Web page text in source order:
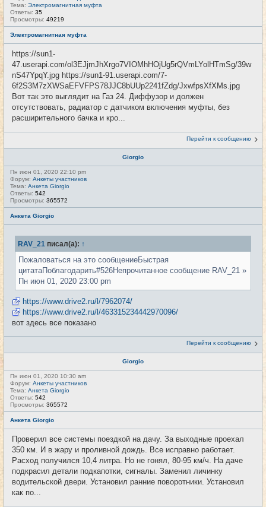
Тема: Электромагнитная муфта
Ответы: 35
Просмотры: 49219
Электромагнитная муфта
https://sun1-
47.userapi.com/ol3EJjmJhXrgo7VIOMhHOjUg5rQVmLYolHTmSg/39w
nS47YpqY.jpg https://sun1-91.userapi.com/7-
6f2S3M7zXWSaEFVFPS78JJC8bUUp2241fZdg/JxwfpsXfXMs.jpg
Вот так это выглядит на Газ 24. Диффузор и должен
отсутствовать, радиатор с датчиком включения муфты, без
расширительного бачка и кро...
Перейти к сообщению
Giorgio
Пн июн 01, 2020 22:10 pm
Форум: Анкеты участников
Тема: Анкета Giorgio
Ответы: 542
Просмотры: 365572
Анкета Giorgio
RAV_21 писал(а): ↑
Пожаловаться на это сообщениеБыстрая
цитатаПоблагодарить#526Непрочитанное сообщение RAV_21 »
Пн июн 01, 2020 23:00 pm
https://www.drive2.ru/l/7962074/
https://www.drive2.ru/l/463315234442970096/
вот здесь все показано
Перейти к сообщению
Giorgio
Пн июн 01, 2020 10:30 am
Форум: Анкеты участников
Тема: Анкета Giorgio
Ответы: 542
Просмотры: 365572
Анкета Giorgio
Проверил все системы поездкой на дачу. За выходные проехал
350 км. И в жару и проливной дождь. Все исправно работает.
Расход получился 10,4 литра. Но не гонял, 80-95 км/ч. На даче
подкрасил детали подкапотки, сигналы. Заменил личинку
водительской двери. Установил ранние поворотники. Установил
как по...